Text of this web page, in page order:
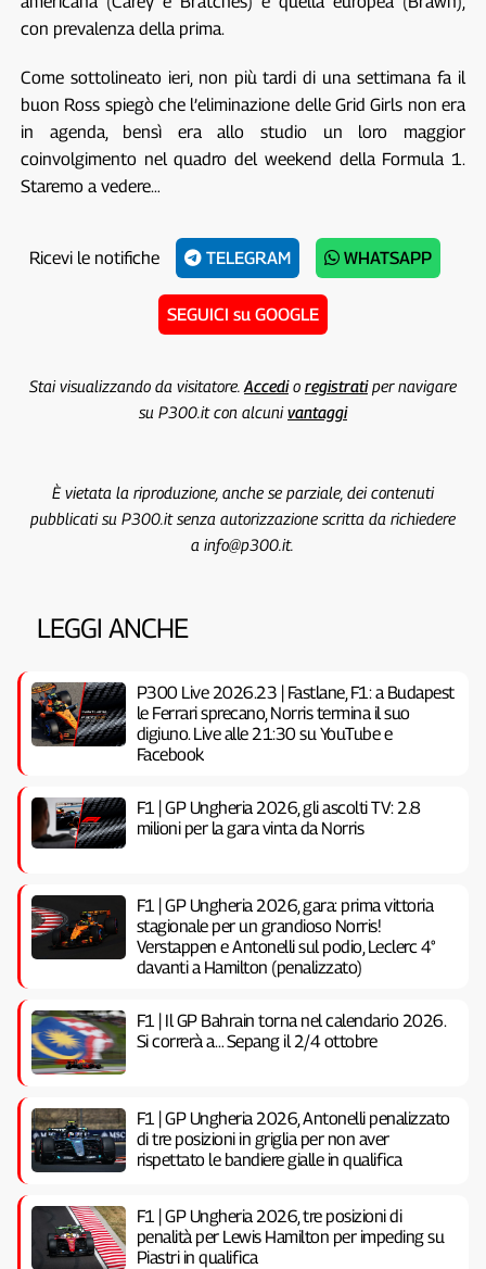
con prevalenza della prima.
Come sottolineato ieri, non più tardi di una settimana fa il
buon Ross spiegò che l’eliminazione delle Grid Girls non era
in agenda, bensì era allo studio un loro maggior
coinvolgimento nel quadro del weekend della Formula 1.
Staremo a vedere…
Ricevi le notifiche TELEGRAM WHATSAPP
SEGUICI su GOOGLE
Stai visualizzando da visitatore. Accedio registratiper navigare
su P300.it con alcunivantaggi
È vietata la riproduzione, anche se parziale, dei contenuti
pubblicati su P300.it senza autorizzazione scritta da richiedere
a info@p300.it.
LEGGI ANCHE
P300 Live 2026.23 | Fastlane, F1: a Budapest
le Ferrari sprecano, Norris termina il suo
digiuno. Live alle 21:30 su YouTube e
Facebook
F1 | GP Ungheria 2026, gli ascolti TV: 2.8
milioni per la gara vinta da Norris
F1 | GP Ungheria 2026, gara: prima vittoria
stagionale per un grandioso Norris!
Verstappen e Antonelli sul podio, Leclerc 4°
davanti a Hamilton (penalizzato)
F1 | Il GP Bahrain torna nel calendario 2026.
Si correrà a… Sepang il 2/4 ottobre
F1 | GP Ungheria 2026, Antonelli penalizzato
di tre posizioni in griglia per non aver
rispettato le bandiere gialle in qualifica
F1 | GP Ungheria 2026, tre posizioni di
penalità per Lewis Hamilton per impeding su
Piastri in qualifica